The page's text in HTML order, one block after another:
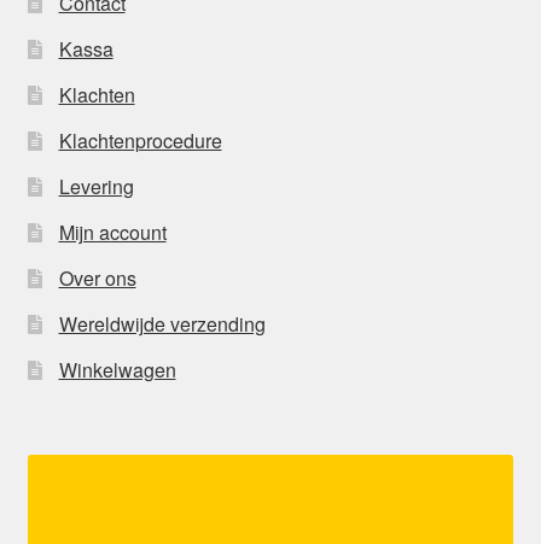
Kassa
Klachten
Klachtenprocedure
Levering
Mijn account
Over ons
Wereldwijde verzending
Winkelwagen